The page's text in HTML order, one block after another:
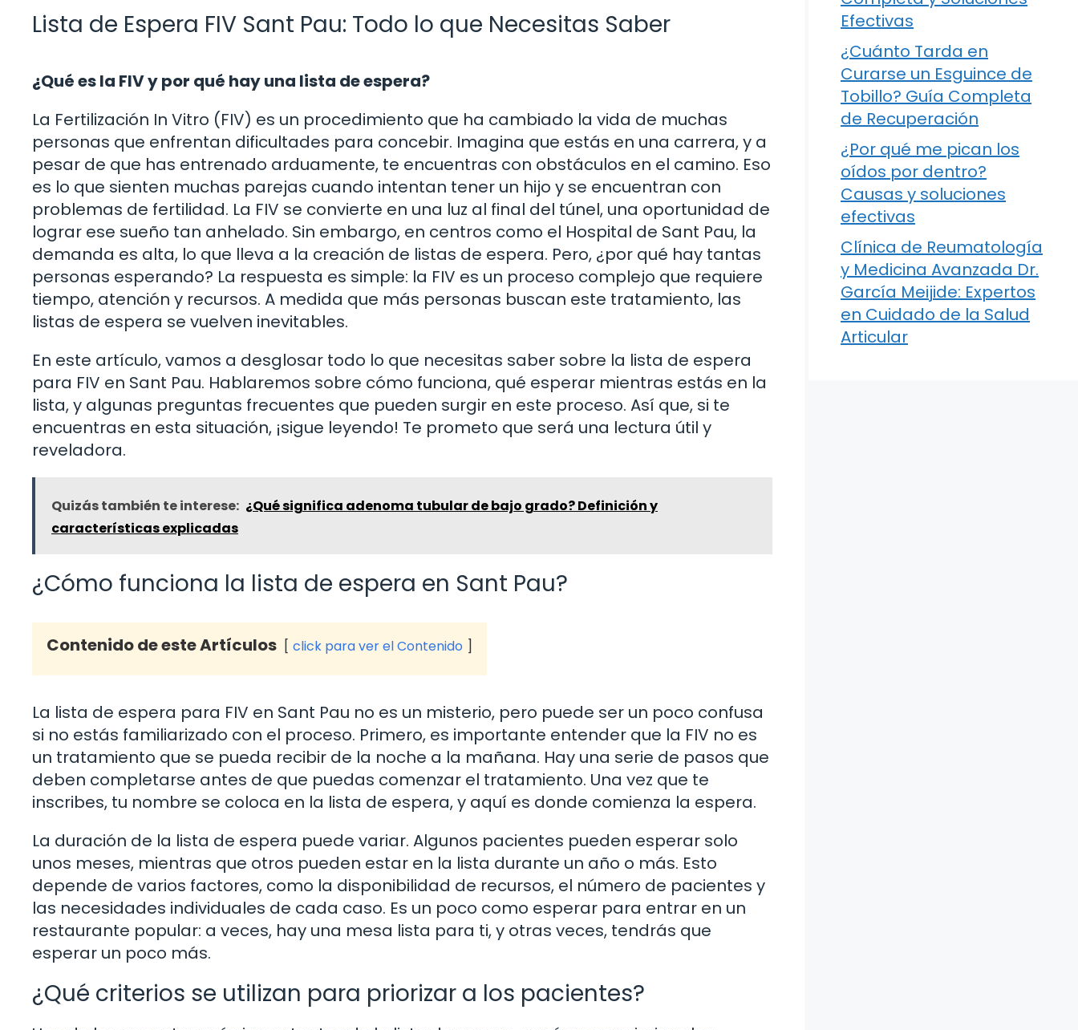
Lista de Espera FIV Sant Pau: Todo lo que Necesitas Saber
¿Qué es la FIV y por qué hay una lista de espera?
La Fertilización In Vitro (FIV) es un procedimiento que ha cambiado la vida de muchas
personas que enfrentan dificultades para concebir. Imagina que estás en una carrera, y a
pesar de que has entrenado arduamente, te encuentras con obstáculos en el camino. Eso
es lo que sienten muchas parejas cuando intentan tener un hijo y se encuentran con
problemas de fertilidad. La FIV se convierte en una luz al final del túnel, una oportunidad de
lograr ese sueño tan anhelado. Sin embargo, en centros como el Hospital de Sant Pau, la
demanda es alta, lo que lleva a la creación de listas de espera. Pero, ¿por qué hay tantas
personas esperando? La respuesta es simple: la FIV es un proceso complejo que requiere
tiempo, atención y recursos. A medida que más personas buscan este tratamiento, las
listas de espera se vuelven inevitables.
En este artículo, vamos a desglosar todo lo que necesitas saber sobre la lista de espera
para FIV en Sant Pau. Hablaremos sobre cómo funciona, qué esperar mientras estás en la
lista, y algunas preguntas frecuentes que pueden surgir en este proceso. Así que, si te
encuentras en esta situación, ¡sigue leyendo! Te prometo que será una lectura útil y
reveladora.
Quizás también te interese: ¿Qué significa adenoma tubular de bajo grado? Definición y
características explicadas
¿Cómo funciona la lista de espera en Sant Pau?
Contenido de este Artículos click para ver el Contenido
La lista de espera para FIV en Sant Pau no es un misterio, pero puede ser un poco confusa
si no estás familiarizado con el proceso. Primero, es importante entender que la FIV no es
un tratamiento que se pueda recibir de la noche a la mañana. Hay una serie de pasos que
deben completarse antes de que puedas comenzar el tratamiento. Una vez que te
inscribes, tu nombre se coloca en la lista de espera, y aquí es donde comienza la espera.
La duración de la lista de espera puede variar. Algunos pacientes pueden esperar solo
unos meses, mientras que otros pueden estar en la lista durante un año o más. Esto
depende de varios factores, como la disponibilidad de recursos, el número de pacientes y
las necesidades individuales de cada caso. Es un poco como esperar para entrar en un
restaurante popular: a veces, hay una mesa lista para ti, y otras veces, tendrás que
esperar un poco más.
¿Qué criterios se utilizan para priorizar a los pacientes?
Efectivas
¿Cuánto Tarda en
Curarse un Esguince de
Tobillo? Guía Completa
de Recuperación
¿Por qué me pican los
oídos por dentro?
Causas y soluciones
efectivas
Clínica de Reumatología
y Medicina Avanzada Dr.
García Meijide: Expertos
en Cuidado de la Salud
Articular